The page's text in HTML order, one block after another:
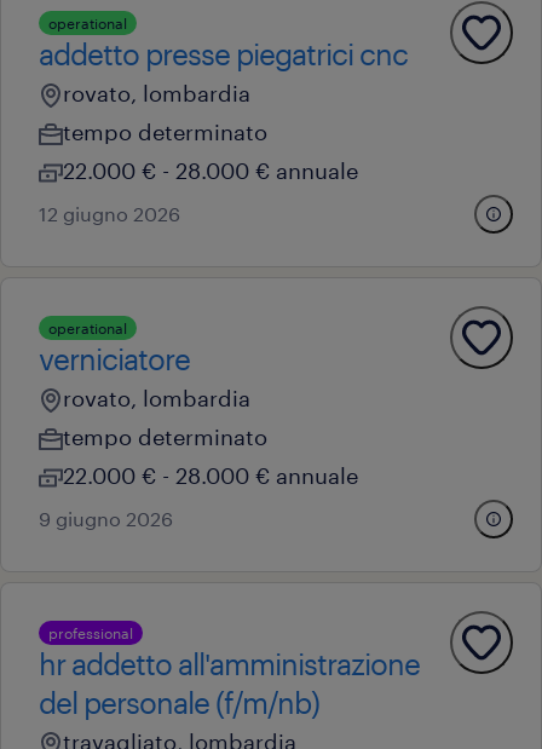
operational
addetto presse piegatrici cnc
rovato, lombardia
tempo determinato
22.000 € - 28.000 € annuale
12 giugno 2026
operational
verniciatore
rovato, lombardia
tempo determinato
22.000 € - 28.000 € annuale
9 giugno 2026
professional
hr addetto all'amministrazione
del personale (f/m/nb)
travagliato, lombardia